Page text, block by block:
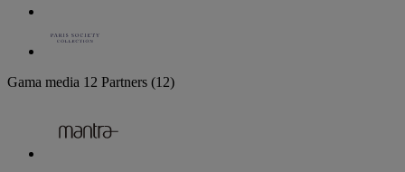
Gama media 12 Partners (12)